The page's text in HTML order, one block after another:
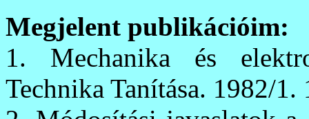
Megjelent publikációim:
1. Mechanika és
Technika Tanítása. 1982/1.